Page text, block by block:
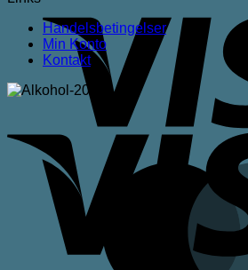
Handelsbetingelser
Min Konto
Kontakt